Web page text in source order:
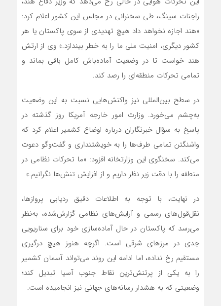
راجنات سینگ، طی سخنرانی در مجلس این کشور اعلام کرد:
«هند اجازه نخواهد داد هیچ تهدیدی از سوی پاکستان یا هر
کشور دیگری، امنیت ملی ما را به خطر بیندازد.» وی از ارتش
هند خواست تا در وضعیت آماده‌باش کامل باقی بماند و
تمامی تحرکات منطقه‌ای را رصد کند.
در سطح بین‌المللی نیز واکنش‌هایی نسبت به این وضعیت
به‌چشم می‌خورد. وزارت امور خارجه آمریکا روز گذشته در
پاسخ به سؤال خبرنگاران درباره اوضاع کشمیر اعلام کرد که
واشنگتن تمامی طرف‌ها را به خویشتنداری و گفت‌وگو دعوت
می‌کند. سخنگوی این وزارتخانه افزود: «ما تحرکات نظامی در
منطقه را با دقت زیر نظر داریم و از افزایش تنش‌ها نگرانیم.»
در نهایت، با توجه به اطلاعات دقیق ردیابی پروازها،
نقل‌قول‌های رسمی و آرایش‌های نظامی گزارش‌شده، به‌نظر
می‌رسد که پاکستان در حال آماده‌سازی خود برای سناریویی
جدی در مرزهای شرقی است. اگرچه هنوز هیچ درگیری
مستقیم رخ نداده، اما ادامه این روند می‌تواند آسمان کشمیر
را به یکی از پرتنش‌ترین نقاط جنوب آسیا تبدیل کند؛
وضعیتی که به هشدار رسانه‌های جهانی نیز انجامیده است.